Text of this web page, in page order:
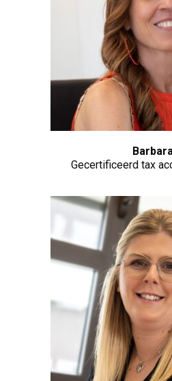
Barbara
Gecertificeerd tax